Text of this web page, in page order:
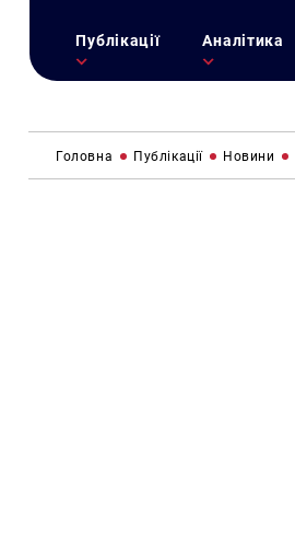
Публікації Аналітика
Головна Публікації Новини